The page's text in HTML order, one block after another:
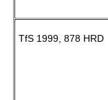
TfS 1999, 878 HRD